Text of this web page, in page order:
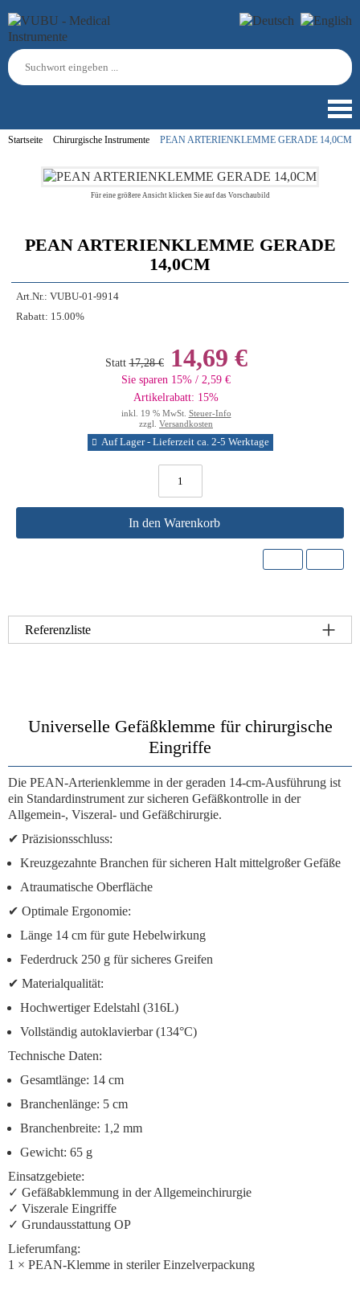
Startseite Chirurgische Instrumente PEAN ARTERIENKLEMME GERADE 14,0CM
Für eine größere Ansicht klicken Sie auf das Vorschaubild
PEAN ARTERIENKLEMME GERADE
14,0CM
Art.Nr.: VUBU-01-9914
Rabatt: 15.00%
Statt 17,28 €14,69 €
Sie sparen 15% / 2,59 €
Artikelrabatt: 15%
inkl. 19 % MwSt. Steuer-Info
zzgl. Versandkosten
Auf Lager - Lieferzeit ca. 2-5 Werktage
In den Warenkorb
Referenzliste
Universelle Gefäßklemme für chirurgische
Eingriffe
Die PEAN-Arterienklemme in der geraden 14-cm-Ausführung ist
ein Standardinstrument zur sicheren Gefäßkontrolle in der
Allgemein-, Viszeral- und Gefäßchirurgie.
✔ Präzisionsschluss:
Kreuzgezahnte Branchen für sicheren Halt mittelgroßer Gefäße
Atraumatische Oberfläche
✔ Optimale Ergonomie:
Länge 14 cm für gute Hebelwirkung
Federdruck 250 g für sicheres Greifen
✔ Materialqualität:
Hochwertiger Edelstahl (316L)
Vollständig autoklavierbar (134°C)
Technische Daten:
Gesamtlänge: 14 cm
Branchenlänge: 5 cm
Branchenbreite: 1,2 mm
Gewicht: 65 g
Einsatzgebiete:
✓ Gefäßabklemmung in der Allgemeinchirurgie
✓ Viszerale Eingriffe
✓ Grundausstattung OP
Lieferumfang:
1 × PEAN-Klemme in steriler Einzelverpackung